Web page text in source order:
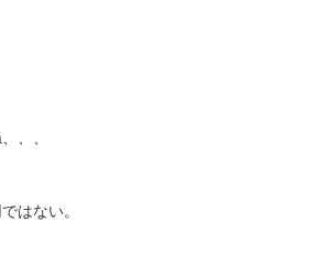
、、
はない。